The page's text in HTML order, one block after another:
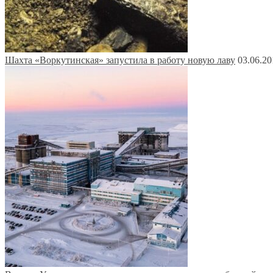
Шахта «Воркутинская» запустила в работу новую лаву